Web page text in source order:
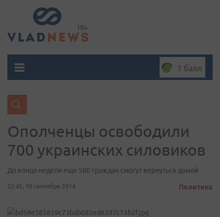
1 балл
Ополченцы освободили
700 украинских силовиков
До конца недели еще 500 граждан смогут вернуться домой
22:45, 10 сентября 2014 Политика